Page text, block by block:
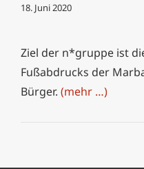
18. Juni 2020
Ziel der n*gruppe ist
Fußabdrucks der
Bürger. (mehr …)